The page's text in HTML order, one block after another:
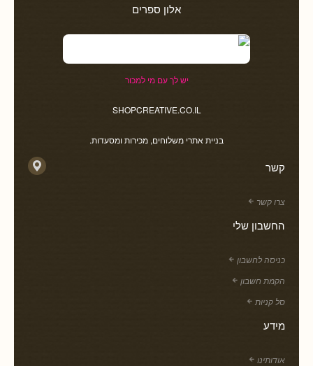
אלון ספרים
יש לך עם מי למכור
SHOPCREATIVE.CO.IL
בניית אתרי משלוחים, מכירות ומסעדות.
קשר
צרו קשר
החשבון שלי
כניסה לחשבון
הקמת חשבון
סל קניות
מידע
אודותינו